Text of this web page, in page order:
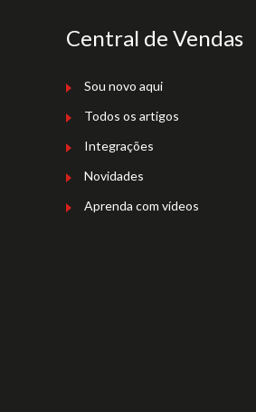
Central de Vendas
Sou novo aqui
Todos os artigos
Integrações
Novidades
Aprenda com vídeos